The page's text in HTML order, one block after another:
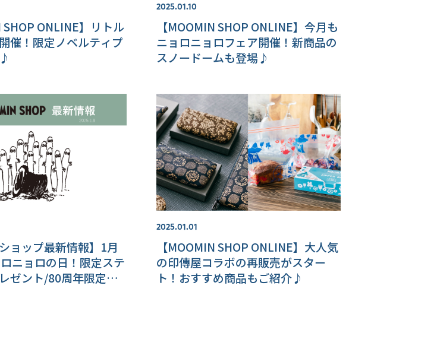
SHOP ONLINE】リトル
催！限定ノベルティプ
2025.01.10
【MOOMIN SHOP ONLINE】今月も
ニョロニョロフェア開催！新商品の
スノードームも登場♪
ョップ最新情報】1月
ニョロの日！限定ステ
ゼント/80周年限定ア
2025.01.01
【MOOMIN SHOP ONLINE】大人気
の印傳屋コラボの再販売がスター
ト！おすすめ商品もご紹介♪